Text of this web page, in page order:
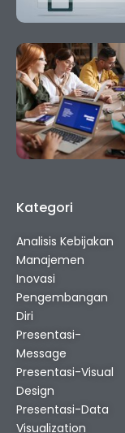
Kategori
Analisis Kebijakan
Manajemen
Inovasi
Pengembangan
Diri
Presentasi-
Message
Presentasi-Visual
Design
Presentasi-Data
Visualization